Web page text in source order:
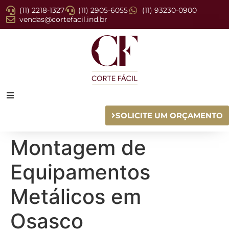
(11) 2218-1327 (11) 2905-6055
(11) 93230-0900
vendas@cortefacil.ind.br
SOLICITE UM ORÇAMENTO
Montagem de
Equipamentos
Metálicos em
Osasco